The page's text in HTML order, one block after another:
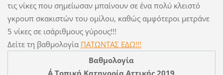
τις νίκες που σημείωσαν μπαίνουν σε ένα πολύ κλειστό
γκρουπ σκακιστών του ομίλου, καθώς αμφότεροι μετράνε
5 νίκες σε ισάριθμους γύρους!!!
Δείτε τη βαθμολογία ΠΑΤΩΝΤΑΣ ΕΔΩ!!!
Βαθμολογία